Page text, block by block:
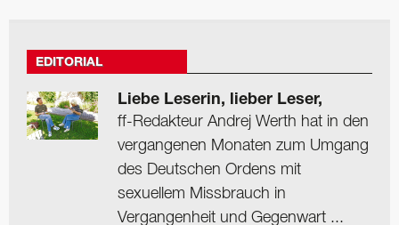
EDITORIAL
Liebe Leserin, lieber Leser,
ff-Redakteur Andrej Werth hat in den
vergangenen Monaten zum Umgang
des Deutschen Ordens mit
sexuellem Missbrauch in
Vergangenheit und Gegenwart ...